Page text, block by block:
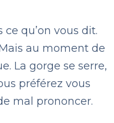
qu’on vous dit.
au moment de
La gorge se serre,
préférez vous
mal prononcer.